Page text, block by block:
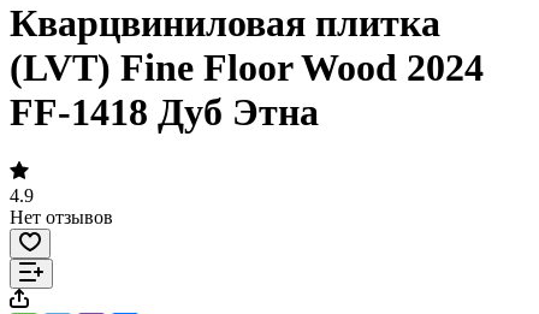
Кварцвиниловая плитка
(LVT) Fine Floor Wood 2024
FF-1418 Дуб Этна
4.9
Нет отзывов